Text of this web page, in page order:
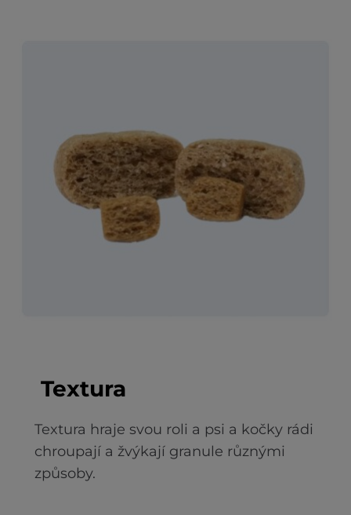
Textura
Textura hraje svou roli a psi a kočky rádi
chroupají a žvýkají granule různými
způsoby.